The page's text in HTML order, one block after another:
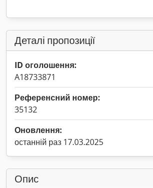
Деталі пропозиції
ID оголошення:
A18733871
Референсний номер:
35132
Оновлення:
останній раз 17.03.2025
Опис